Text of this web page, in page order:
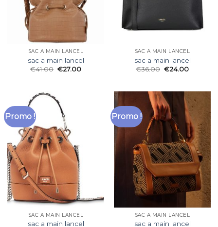
SAC A MAIN LANCEL
sac a main lancel
€41.00 €27.00
SAC A MAIN LANCEL
sac a main lancel
€36.00 €24.00
Promo !
SAC A MAIN LANCEL
sac a main lancel
Promo !
SAC A MAIN LANCEL
sac a main lancel